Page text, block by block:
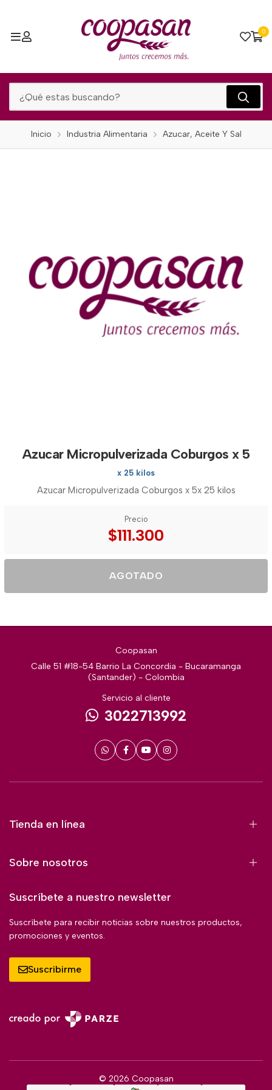
0
Inicio Industria Alimentaria Azucar, Aceite Y Sal
Azucar Micropulverizada Coburgos x 5
x 25 kilos
Azucar Micropulverizada Coburgos x 5x 25 kilos
Precio
$111.300
AGOTADO
Coopasan
Calle 51 #18-54 Barrio La Concordia - Bucaramanga
(Santander) - Colombia
Servicio al cliente
3022713992
Tienda en línea
Sobre nosotros
Suscríbete a nuestro newsletter
Suscríbete para recibir noticias sobre nuestros productos,
promociones y eventos.
Suscribirme
© 2026 Coopasan